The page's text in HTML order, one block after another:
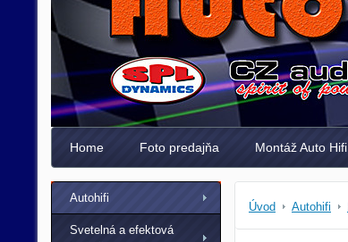
Home Foto predajňa Montáž Auto Hifi
Úvod Autohifi
Autohifi
Svetelná a efektová